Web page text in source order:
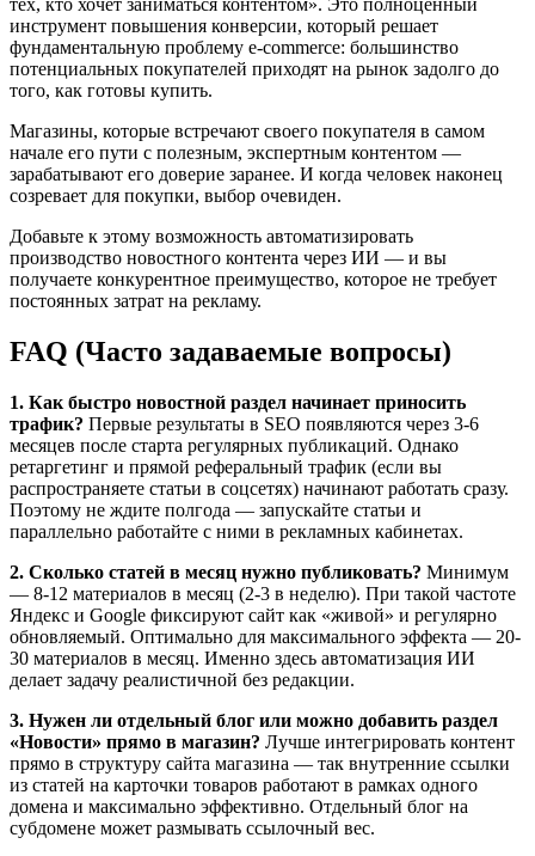
тех, кто хочет заниматься контентом». Это полноценный
инструмент повышения конверсии, который решает
фундаментальную проблему e-commerce: большинство
потенциальных покупателей приходят на рынок задолго до
того, как готовы купить.
Магазины, которые встречают своего покупателя в самом
начале его пути с полезным, экспертным контентом —
зарабатывают его доверие заранее. И когда человек наконец
созревает для покупки, выбор очевиден.
Добавьте к этому возможность автоматизировать
производство новостного контента через ИИ — и вы
получаете конкурентное преимущество, которое не требует
постоянных затрат на рекламу.
FAQ (Часто задаваемые вопросы)
1. Как быстро новостной раздел начинает приносить
трафик? Первые результаты в SEO появляются через 3-6
месяцев после старта регулярных публикаций. Однако
ретаргетинг и прямой реферальный трафик (если вы
распространяете статьи в соцсетях) начинают работать сразу.
Поэтому не ждите полгода — запускайте статьи и
параллельно работайте с ними в рекламных кабинетах.
2. Сколько статей в месяц нужно публиковать? Минимум
— 8-12 материалов в месяц (2-3 в неделю). При такой частоте
Яндекс и Google фиксируют сайт как «живой» и регулярно
обновляемый. Оптимально для максимального эффекта — 20-
30 материалов в месяц. Именно здесь автоматизация ИИ
делает задачу реалистичной без редакции.
3. Нужен ли отдельный блог или можно добавить раздел
«Новости» прямо в магазин? Лучше интегрировать контент
прямо в структуру сайта магазина — так внутренние ссылки
из статей на карточки товаров работают в рамках одного
домена и максимально эффективно. Отдельный блог на
субдомене может размывать ссылочный вес.